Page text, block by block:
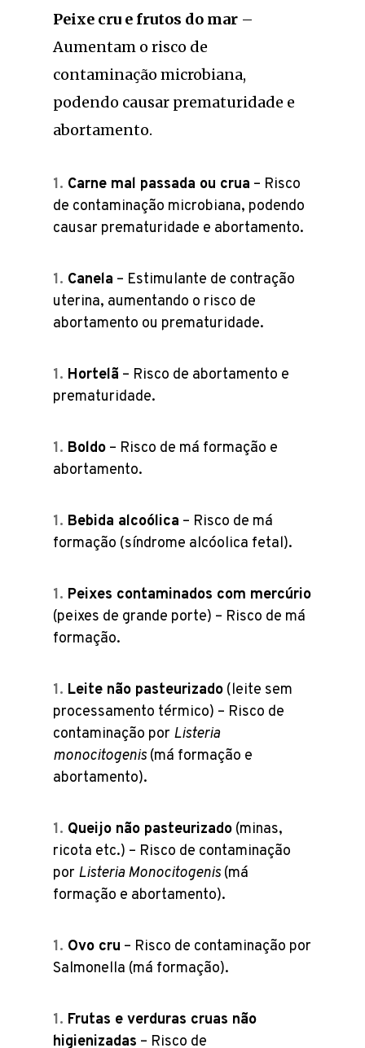
Peixe cru e frutos do mar –
Aumentam o risco de
contaminação microbiana,
podendo causar prematuridade e
abortamento.
Carne mal passada ou crua – Risco
de contaminação microbiana, podendo
causar prematuridade e abortamento.
Canela – Estimulante de contração
uterina, aumentando o risco de
abortamento ou prematuridade.
Hortelã – Risco de abortamento e
prematuridade.
Boldo – Risco de má formação e
abortamento.
Bebida alcoólica – Risco de má
formação (síndrome alcóolica fetal).
Peixes contaminados com mercúrio
(peixes de grande porte) – Risco de má
formação.
Leite não pasteurizado (leite sem
processamento térmico) – Risco de
contaminação por Listeria
monocitogenis(má formação e
abortamento).
Queijo não pasteurizado (minas,
ricota etc.) – Risco de contaminação
por Listeria Monocitogenis(má
formação e abortamento).
Ovo cru – Risco de contaminação por
Salmonella (má formação).
Frutas e verduras cruas não
higienizadas – Risco de